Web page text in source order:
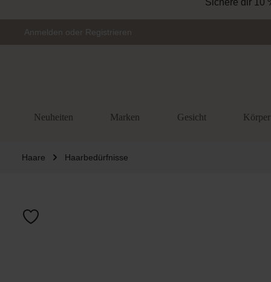
Sichere dir 10
Anmelden oder Registrieren
Neuheiten Marken Gesicht Körper
Haare Haarbedürfnisse